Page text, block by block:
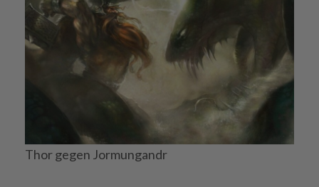
Thor gegen Jormungandr